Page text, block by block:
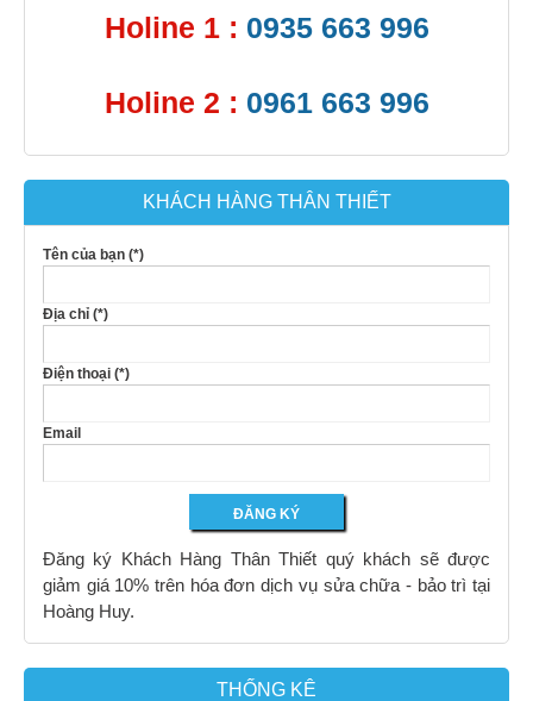
Holine 1 : 0935 663 996
Holine 2 : 0961 663 996
KHÁCH HÀNG THÂN THIẾT
Tên của bạn (*)
Địa chỉ (*)
Điện thoại (*)
Email
Đăng ký Khách Hàng Thân Thiết quý khách sẽ được
giảm giá 10% trên hóa đơn dịch vụ sửa chữa - bảo trì tại
Hoàng Huy.
THỐNG KÊ